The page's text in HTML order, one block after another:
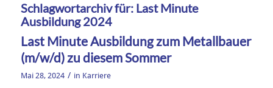
Schlagwortarchiv für: Last Minute
Ausbildung 2024
Last Minute Ausbildung zum Metallbauer
(m/w/d) zu diesem Sommer
Mai 28, 2024 / in Karriere